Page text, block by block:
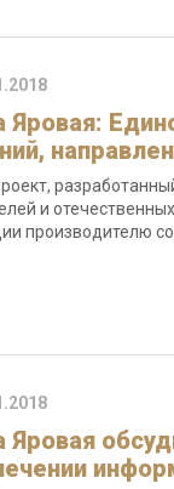
Яровая:
и
производителю
Яровая